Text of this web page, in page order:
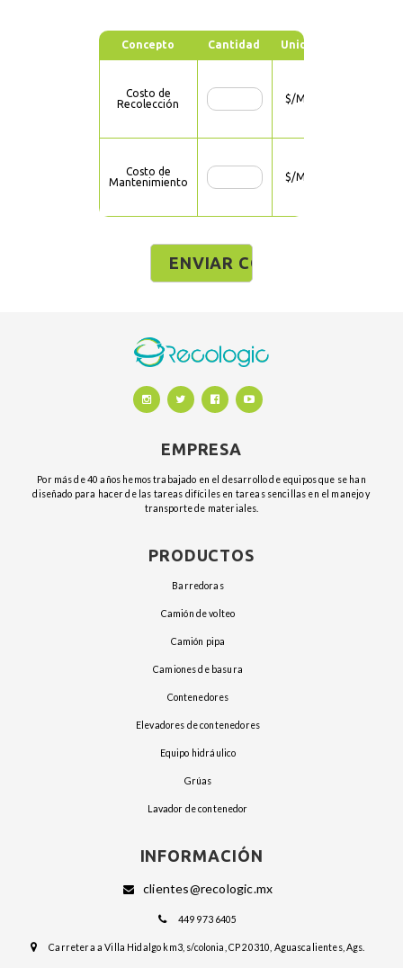
Concepto Cantidad Unidad
Costo de
Recolección
$/MES
Costo de
Mantenimiento
$/MES
EMPRESA
Por más de 40 años hemos trabajado en el desarrollo de equipos que se han
diseñado para hacer de las tareas difíciles en tareas sencillas en el manejo y
transporte de materiales.
PRODUCTOS
barredoras
camión de volteo
camión pipa
camiones de basura
contenedores
elevadores de contenedores
equipo hidráulico
grúas
lavador de contenedor
INFORMACIÓN
clientes@recologic.mx
449 973 6405
Carretera a Villa Hidalgo km3, s/colonia, CP 20310, Aguascalientes, Ags.